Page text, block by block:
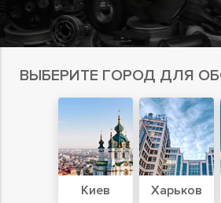
ВЫБЕРИТЕ ГОРОД ДЛЯ
Киев Харьков